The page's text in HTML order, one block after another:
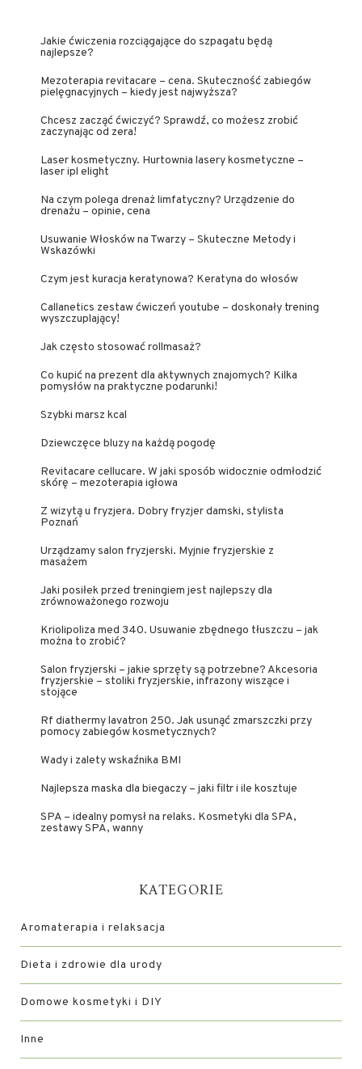
Jakie ćwiczenia rozciągające do szpagatu będą
najlepsze?
Mezoterapia revitacare – cena. Skuteczność zabiegów
pielęgnacyjnych – kiedy jest najwyższa?
Chcesz zacząć ćwiczyć? Sprawdź, co możesz zrobić
zaczynając od zera!
Laser kosmetyczny. Hurtownia lasery kosmetyczne –
laser ipl elight
Na czym polega drenaż limfatyczny? Urządzenie do
drenażu – opinie, cena
Usuwanie Włosków na Twarzy – Skuteczne Metody i
Wskazówki
Czym jest kuracja keratynowa? Keratyna do włosów
Callanetics zestaw ćwiczeń youtube – doskonały trening
wyszczuplający!
Jak często stosować rollmasaż?
Co kupić na prezent dla aktywnych znajomych? Kilka
pomysłów na praktyczne podarunki!
Szybki marsz kcal
Dziewczęce bluzy na każdą pogodę
Revitacare cellucare. W jaki sposób widocznie odmłodzić
skórę – mezoterapia igłowa
Z wizytą u fryzjera. Dobry fryzjer damski, stylista
Poznań
Urządzamy salon fryzjerski. Myjnie fryzjerskie z
masażem
Jaki posiłek przed treningiem jest najlepszy dla
zrównoważonego rozwoju
Kriolipoliza med 340. Usuwanie zbędnego tłuszczu – jak
można to zrobić?
Salon fryzjerski – jakie sprzęty są potrzebne? Akcesoria
fryzjerskie – stoliki fryzjerskie, infrazony wiszące i
stojące
Rf diathermy lavatron 250. Jak usunąć zmarszczki przy
pomocy zabiegów kosmetycznych?
Wady i zalety wskaźnika BMI
Najlepsza maska dla biegaczy – jaki filtr i ile kosztuje
SPA – idealny pomysł na relaks. Kosmetyki dla SPA,
zestawy SPA, wanny
KATEGORIE
Aromaterapia i relaksacja
Dieta i zdrowie dla urody
Domowe kosmetyki i DIY
Inne